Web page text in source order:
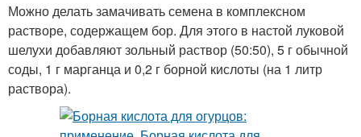
Можно делать замачивать семена в комплексном
растворе, содержащем бор. Для этого в настой луковой
шелухи добавляют зольный раствор (50:50), 5 г обычной
соды, 1 г марганца и 0,2 г борной кислоты (на 1 литр
раствора).